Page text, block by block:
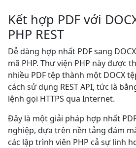
Kết hợp PDF với
PHP REST
Dễ dàng hợp nhất PDF sang
mã PHP. Thư viện PHP này được
nhiều PDF tệp thành một DOCX
cách sử dụng REST API, tức là
lệnh gọi HTTPS qua Internet.
Đây là một giải pháp hợp nhất
nghiệp, dựa trên nền tảng đám
các lập trình viên PHP cả sự linh